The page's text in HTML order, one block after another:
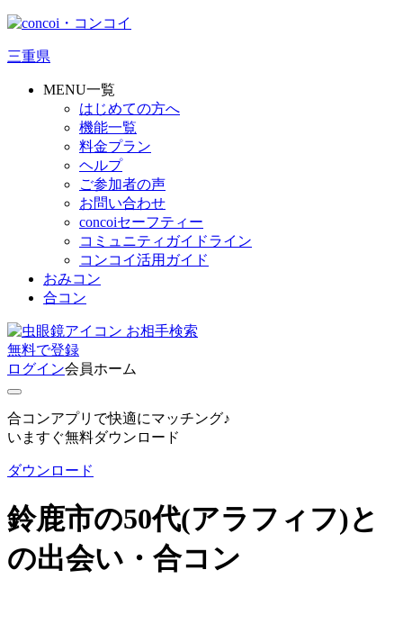
三重県
MENU一覧
はじめての方へ
機能一覧
料金プラン
ヘルプ
ご参加者の声
お問い合わせ
concoiセーフティー
コミュニティガイドライン
コンコイ活用ガイド
おみコン
合コン
お相手検索
無料で登録
ログイン会員ホーム
合コンアプリで快適にマッチング♪
いますぐ無料ダウンロード
ダウンロード
鈴鹿市の50代(アラフィフ)と
の出会い・合コン